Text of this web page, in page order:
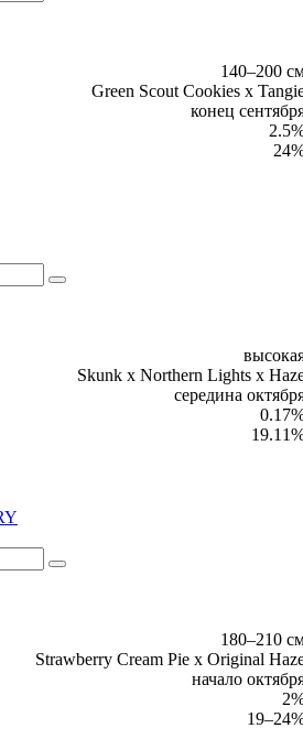
140–200
Green Scout Cookies x
конец
Skunk x Northern Lights x
середина
180–210
Strawberry Cream Pie x Original
начало